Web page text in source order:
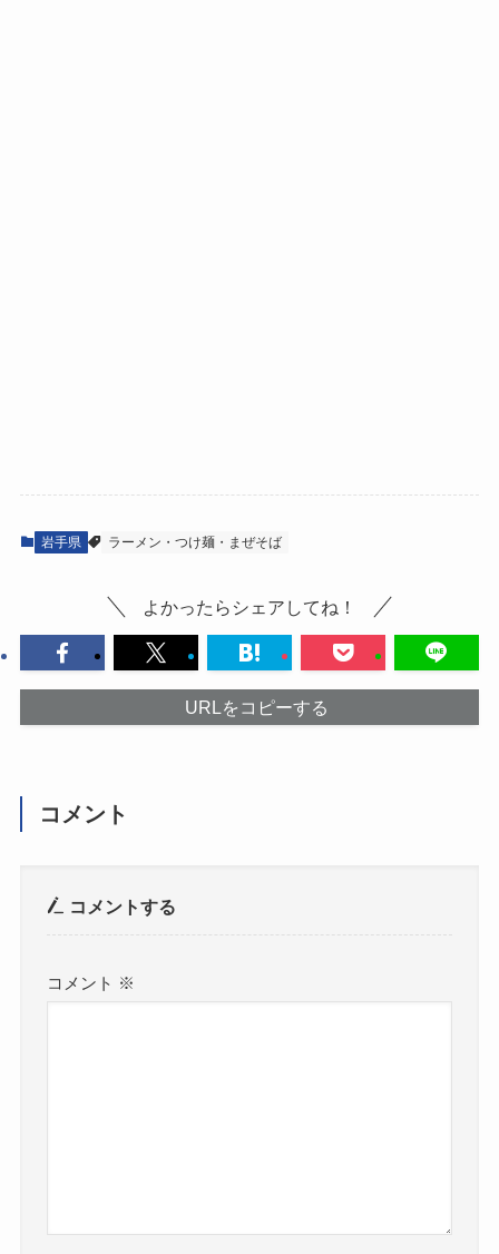
岩手県 ラーメン・つけ麺・まぜそば
よかったらシェアしてね！
URLをコピーする
コメント
コメントする
コメント ※